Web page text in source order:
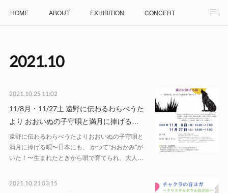
HOME ABOUT EXHIBITION CONCERT
RENTAL ACCESS
2021.10
2021.10.25 11:02
11/8月・11/27土 遠野に伝わるわらべうた
より おおいぬの子守唄と満月に捧げる…
遠野に伝わるわらべうたよりおおいぬの子守唄と
満月に捧げる唄〜日本にも、 かつて"おおかみ"が
いた！〜生まれたときから唄で育てられ、大人…
2021.10.21 03:15